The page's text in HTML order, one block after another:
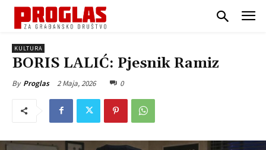
KULTURA
BORIS LALIĆ: Pjesnik Ramiz
By Proglas 2 Maja, 2026 0